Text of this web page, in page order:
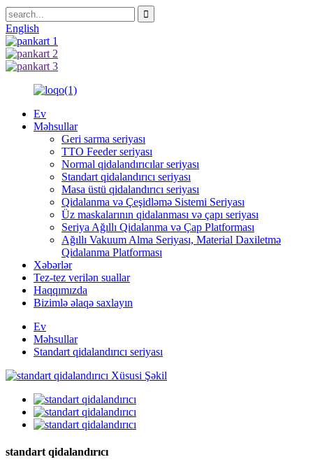
English
Ev
Məhsullar
Geri sarma seriyası
TTO Feeder seriyası
Normal qidalandırıcılar seriyası
Standart qidalandırıcı seriyası
Masa üstü qidalandırıcı seriyası
Qidalanma və Çeşidləmə Sistemi Seriyası
Üz maskalarının qidalanması və çapı seriyası
Seriya Ağıllı Qidalanma və Çap Platforması
Ağıllı Vakuum Alma Seriyası, Material Daxiletmə
Qidalanma Platforması
Xəbərlər
Tez-tez verilən suallar
Haqqımızda
Bizimlə əlaqə saxlayın
Ev
Məhsullar
Standart qidalandırıcı seriyası
standart qidalandırıcı